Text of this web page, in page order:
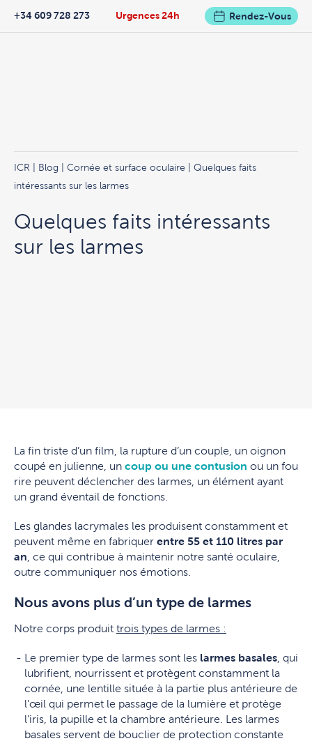
Urgences 24h
+34 609 728 273 Rendez-Vous
ICR Blog Cornée et surface oculaire | Quelques faits
intéressants sur les larmes
Quelques faits intéressants
sur les larmes
La fin triste d’un film, la rupture d’un couple, un oignon
coupé en julienne, un coup ou une contusion ou un fou
rire peuvent déclencher des larmes, un élément ayant
un grand éventail de fonctions.
Les glandes lacrymales les produisent constamment et
peuvent même en fabriquer entre 55 et 110 litres par
an , ce qui contribue à maintenir notre santé oculaire,
outre communiquer nos émotions.
Nous avons plus d’un type de larmes
Notre corps produit trois types de larmes :
Le premier type de larmes sont les larmes basales , qui
lubrifient, nourrissent et protègent constamment la
cornée, une lentille située à la partie plus antérieure de
l’œil qui permet le passage de la lumière et protège
l’iris, la pupille et la chambre antérieure. Les larmes
basales servent de bouclier de protection constante